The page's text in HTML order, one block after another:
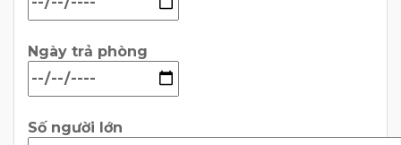
Ngày trả phòng
Số người lớn